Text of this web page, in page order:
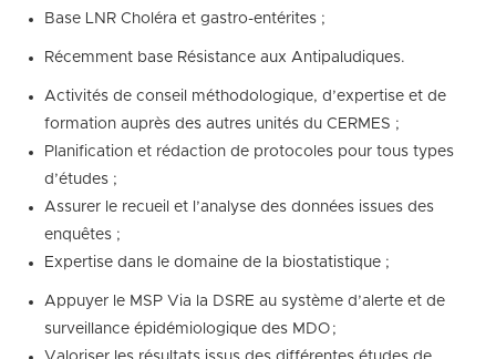
Base LNR Choléra et gastro-entérites ;
Récemment base Résistance aux Antipaludiques.
Activités de conseil méthodologique, d’expertise et de
formation auprès des autres unités du CERMES ;
Planification et rédaction de protocoles pour tous types
d’études ;
Assurer le recueil et l’analyse des données issues des
enquêtes ;
Expertise dans le domaine de la biostatistique ;
Appuyer le MSP Via la DSRE au système d’alerte et de
surveillance épidémiologique des MDO ;